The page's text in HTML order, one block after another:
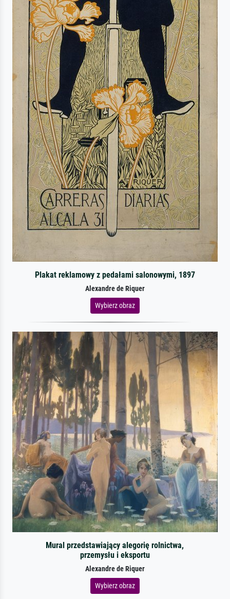
Plakat reklamowy z pedałami salonowymi, 1897
Alexandre de Riquer
Wybierz obraz
Mural przedstawiający alegorię rolnictwa,
przemysłu i eksportu
Alexandre de Riquer
Wybierz obraz